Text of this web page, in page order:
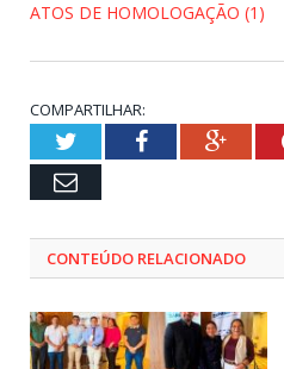
ATOS DE HOMOLOGAÇÃO (1)
COMPARTILHAR:
TwitterFacebook
Email
CONTEÚDO RELACIONADO